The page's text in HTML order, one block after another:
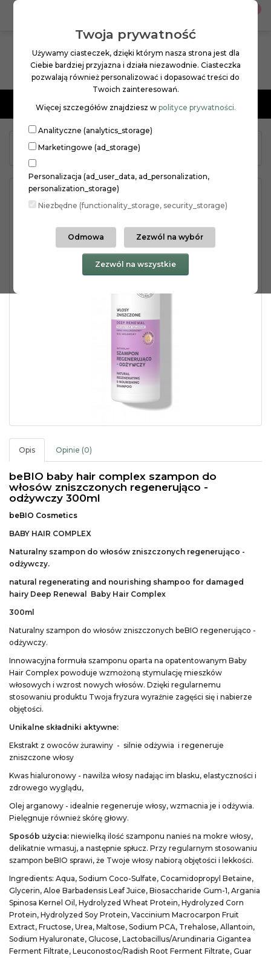
Twoja prywatność
Używamy ciasteczek, dzięki którym nasza strona jest dla
Ciebie bardziej przyjazna i działa niezawodnie. Ciasteczka
pozwalają również personalizować i dopasować treści do
Twoich zainteresowań.
Więcej szczegółów znajdziesz w polityce prywatności.
Analityczne (analytics_storage)
Marketingowe (ad_storage)
Personalizacja (ad_user_data, ad_personalization,
personalization_storage)
Niezbędne (functionality_storage, security_storage)
Odmowa Zezwól na wybór
Zezwól na wszystkie
Menu
beBIO baby hair complex s...
Opis Opinie (0)
beBIO baby hair complex szampon do
włosów zniszczonych regenerująco -
odżywczy 300ml
beBIO Cosmetics
BABY HAIR COMPLEX
Naturalny szampon do włosów zniszczonych regenerująco -
odżywczy.
natural regenerating and nourishing shampoo for damaged
hairy Deep Renewal Baby Hair Complex
300ml
Naturalny szampon do włosów zniszczonych beBIO regenerująco -
odżywczy.
Innowacyjna formuła szamponu oparta na opatentowanym Baby
Hair Complex powoduje wzmożoną stymulację mieszków
włosowych i wzrost nowych włosów. Dzięki regularnemu
stosowaniu produktu Twoja fryzura wyraźnie zagęści się i nabierze
objętości.
Unikalne składniki aktywne:
Ekstrakt z owoców żurawiny - silnie odżywia i regeneruje
zniszczone włosy
Kwas hialuronowy - nawilża włosy nadając im blasku, elastyczności i
zdrowego wyglądu,
Olej arganowy - idealnie regeneruje włosy, wzmacnia je i odżywia.
Pielęgnuje również skórę głowy.
Sposób użycia: niewielką ilość szamponu nanieś na mokre włosy,
delikatnie wmasuj, a następnie spłucz. Przy regularnym stosowaniu
szampon beBIO sprawi, że Twoje włosy nabiorą objętości i lekkości.
Ingredients: Aqua, Sodium Coco-Sulfate, Cocamidopropyl Betaine,
Glycerin, Aloe Barbadensis Leaf Juice, Biosaccharide Gum-1, Argania
Spinosa Kernel Oil, Hydrolyzed Wheat Protein, Hydrolyzed Corn
Protein, Hydrolyzed Soy Protein, Vaccinium Macrocarpon Fruit
Extract, Fructose, Urea, Maltose, Sodium PCA, Trehalose, Allantoin,
Sodium Hyaluronate, Glucose, Lactobacillus/Arundinaria Gigantea
Ferment Filtrate, Leuconostoc/Radish Root Ferment Filtrate, Guar